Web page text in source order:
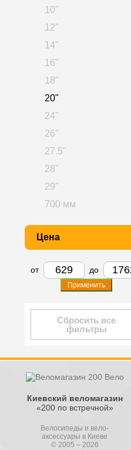
10"
12''
14"
16"
18"
20"
24"
26"
27.5"
28"
29"
700 мм
Цена
от до
Применить
Сбросить все
фильтры
Киевский веломагазин
«200 по встречной»
Велосипеды и вело-
аксессуары в Киеве
© 2005 – 2026